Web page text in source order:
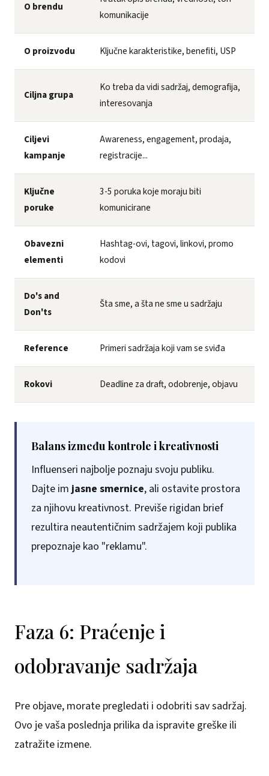
O brendu
komunikacije
O proizvodu Ključne karakteristike, benefiti, USP
Ciljna grupa
Ko treba da vidi sadržaj, demografija,
interesovanja
Ciljevi
kampanje
Awareness, engagement, prodaja,
registracije...
Ključne
poruke
3-5 poruka koje moraju biti
komunicirane
Obavezni
elementi
Hashtag-ovi, tagovi, linkovi, promo
kodovi
Do's and
Don'ts
Šta sme, a šta ne sme u sadržaju
Reference Primeri sadržaja koji vam se sviđa
Rokovi Deadline za draft, odobrenje, objavu
Balans između kontrole i kreativnosti
Influenseri najbolje poznaju svoju publiku.
Dajte imjasne smernice, ali ostavite prostora
za njihovu kreativnost. Previše rigidan brief
rezultira neautentičnim sadržajem koji publika
prepoznaje kao "reklamu".
Faza 6: Praćenje i
odobravanje sadržaja
Pre objave, morate pregledati i odobriti sav sadržaj.
Ovo je vaša poslednja prilika da ispravite greške ili
zatražite izmene.